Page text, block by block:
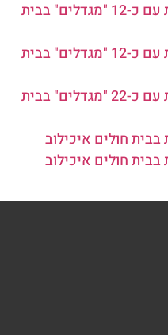
מערכת אשפה פניאומטית עם כ-12 "מגדלים" בבית
מערכת אשפה פניאומטית עם כ-12 "מגדלים" בבית
מערכת אשפה פניאומטית עם כ-22 "מגדלים" בבית
חולים איכילוב
חולים איכילוב